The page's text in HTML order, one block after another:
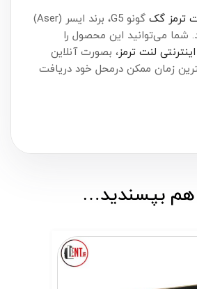
ترمز گک
گونو G5، برند ایسر (Aser)
شما می‌توانید این محصول را
لنت ترمز، بصورت آنلاین
زمان ممکن درمحل خود دریافت
هم بپسندید…